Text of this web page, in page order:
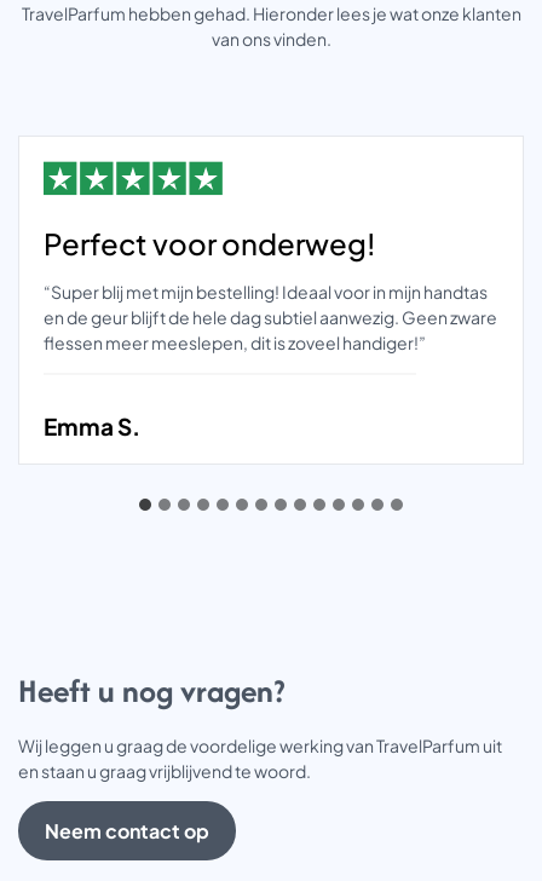
TravelParfum hebben gehad. Hieronder lees je wat onze klanten
van ons vinden.
Perfect voor onderweg!
“Super blij met mijn bestelling! Ideaal voor in mijn handtas
en de geur blijft de hele dag subtiel aanwezig. Geen zware
flessen meer meeslepen, dit is zoveel handiger!”
Emma S.
Heeft u nog vragen?
Wij leggen u graag de voordelige werking van TravelParfum uit
en staan u graag vrijblijvend te woord.
Neem contact op